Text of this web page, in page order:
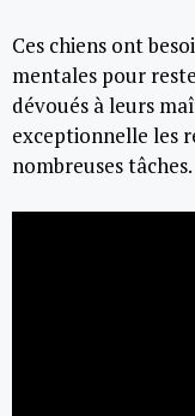
Ces chiens ont
mentales pour
dévoués à leurs
exceptionnelle les
nombreuses tâches.